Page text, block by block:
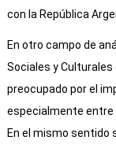
con la República
En otro campo de
Sociales y Culturales
preocupado por el
especialmente entre
En el mismo sentido